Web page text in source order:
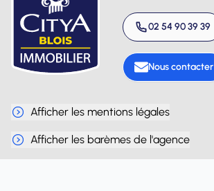
02 54 90 39 39
Nous contacter
Afficher les mentions légales
Afficher les barèmes de l'agence